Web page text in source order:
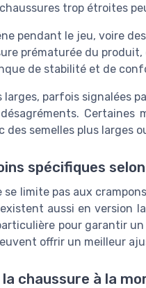
trop étroites
pendant le jeu, voire
prématurée du
de stabilité et de
larges, parfois signalées
Certaines
des semelles plus larges
spécifiques
se limite pas aux
aussi en version
pour garantir un
offrir un meilleur
chaussure à la